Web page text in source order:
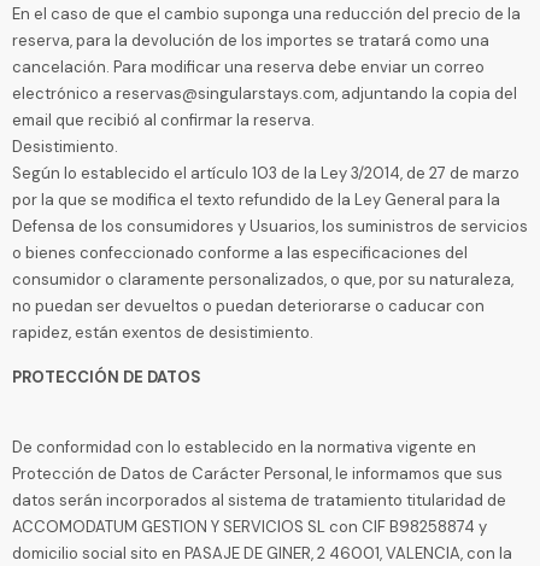
En el caso de que el cambio suponga una reducción del precio de la
reserva, para la devolución de los importes se tratará como una
cancelación. Para modificar una reserva debe enviar un correo
electrónico a reservas@singularstays.com, adjuntando la copia del
email que recibió al confirmar la reserva.
Desistimiento.
Según lo establecido el artículo 103 de la Ley 3/2014, de 27 de marzo
por la que se modifica el texto refundido de la Ley General para la
Defensa de los consumidores y Usuarios, los suministros de servicios
o bienes confeccionado conforme a las especificaciones del
consumidor o claramente personalizados, o que, por su naturaleza,
no puedan ser devueltos o puedan deteriorarse o caducar con
rapidez, están exentos de desistimiento.
PROTECCIÓN DE DATOS
De conformidad con lo establecido en la normativa vigente en
Protección de Datos de Carácter Personal, le informamos que sus
datos serán incorporados al sistema de tratamiento titularidad de
ACCOMODATUM GESTION Y SERVICIOS SL con CIF B98258874 y
domicilio social sito en PASAJE DE GINER, 2 46001, VALENCIA, con la